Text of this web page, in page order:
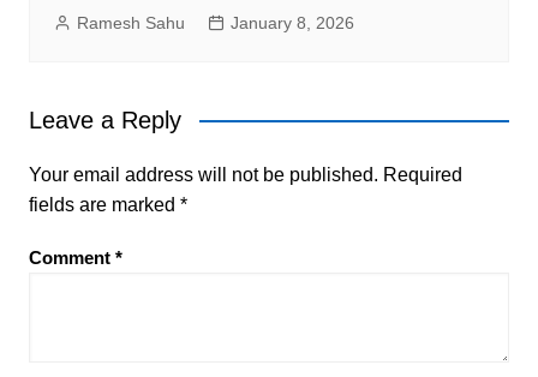
Ramesh Sahu January 8, 2026
Leave a Reply
Your email address will not be published. Required
fields are marked *
Comment *